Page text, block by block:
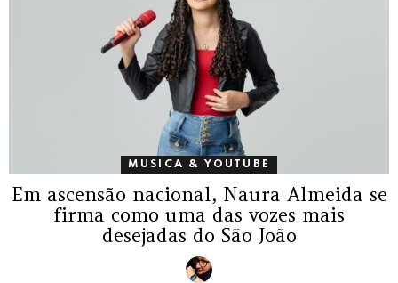
MUSICA & YOUTUBE
Em ascensão nacional, Naura Almeida se
firma como uma das vozes mais
desejadas do São João